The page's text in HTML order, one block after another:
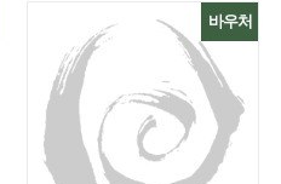
바우처